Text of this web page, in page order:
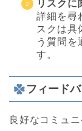
リスクに
詳細を尋
スクは具
う質問を
す。
フィード
良好なコミュ